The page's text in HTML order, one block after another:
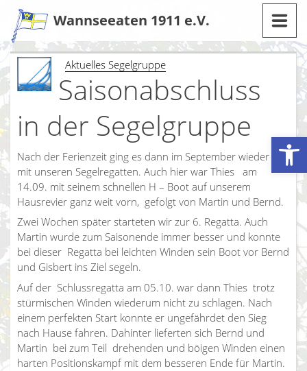
Werkzeugleiste öffnen
Zum
Inhalt
Wannseeaten 1911 e.V.
Aktuelles Segelgruppe
Saisonabschluss
in der Segelgruppe
Nach der Ferienzeit ging es dann im September wieder los
mit unseren Segelregatten. Auch hier war Thies am
14.09. mit seinem schnellen H – Boot auf unserem
Hausrevier ganz weit vorn, gefolgt von Martin und Bernd.
Zwei Wochen später starteten wir zur 6. Regatta. Auch
Martin wurde zum Saisonende immer besser und konnte
bei dieser Regatta bei leichten Winden sein Boot vor Bernd
und Gisbert ins Ziel segeln.
Auf der Schlussregatta am 05.10. war dann Thies trotz
stürmischen Winden wiederum nicht zu schlagen. Nach
einem perfekten Start konnte er ungefährdet den Sieg
nach Hause fahren. Dahinter lieferten sich Bernd und
Martin bei zum Teil drehenden und böigen Winden einen
harten Positionskampf mit dem besseren Ende für Martin.